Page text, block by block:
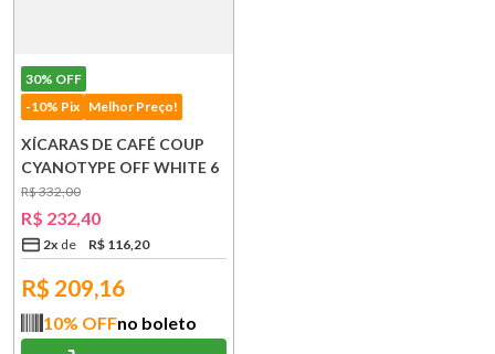
30% OFF
-10% Pix Melhor Preço!
XÍCARAS DE CAFÉ COUP
CYANOTYPE OFF WHITE 6
PEÇAS
R$332,00
R$ 232 40
2x R$ 116 20
R$ 209,16
10% OFFno boleto